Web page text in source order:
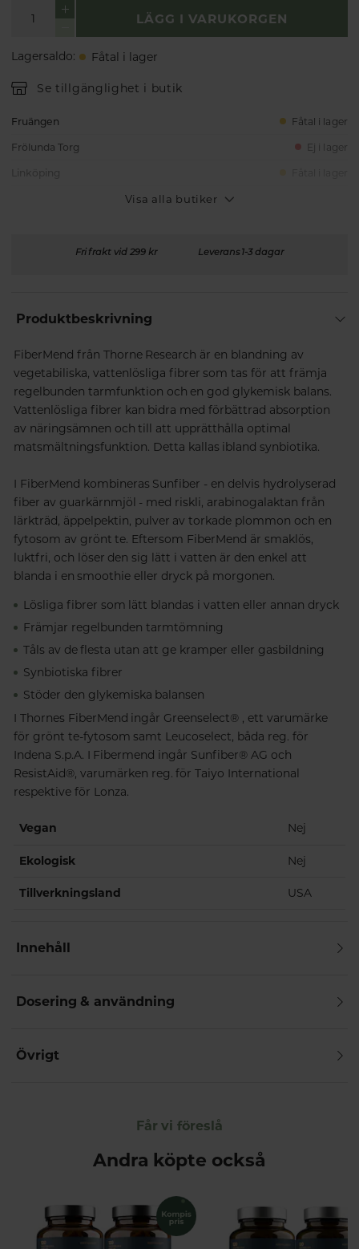
LÄGG I VARUKORGEN
Lagersaldo: Fåtal i lager
Se tillgänglighet i butik
Fruängen Fåtal i lager
Frölunda Torg Ej i lager
Visa alla butiker
Fri frakt vid 299 kr Leverans 1-3 dagar
Produktbeskrivning
FiberMend från Thorne Research är en blandning av
vegetabiliska, vattenlösliga fibrer som tas för att främja
regelbunden tarmfunktion och en god glykemisk balans.
Vattenlösliga fibrer kan bidra med förbättrad absorption
av näringsämnen och till att upprätthålla optimal
matsmältningsfunktion. Detta kallas ibland synbiotika.
I FiberMend kombineras Sunfiber - en delvis hydrolyserad
fiber av guarkärnmjöl - med riskli, arabinogalaktan från
lärkträd, äppelpektin, pulver av torkade plommon och en
fytosom av grönt te. Eftersom FiberMend är smaklös,
luktfri, och löser den sig lätt i vatten är den enkel att
blanda i en smoothie eller dryck på morgonen.
Lösliga fibrer som lätt blandas i vatten eller annan dryck
Främjar regelbunden tarmtömning
Tåls av de flesta utan att ge kramper eller gasbildning
Synbiotiska fibrer
Stöder den glykemiska balansen
I Thornes FiberMend ingår Greenselect® , ett varumärke
för grönt te-fytosom samt Leucoselect, båda reg. för
Indena S.p.A. I Fibermend ingår Sunfiber® AG och
ResistAid®, varumärken reg. för Taiyo International
respektive för Lonza.
Vegan Nej
Ekologisk Nej
Tillverkningsland USA
Innehåll
Dosering & användning
Övrigt
Får vi föreslå
Andra köpte också